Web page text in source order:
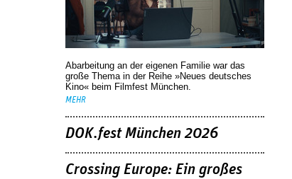
Abarbeitung an der eigenen Familie war das
große Thema in der Reihe »Neues deutsches
Kino« beim Filmfest München.
MEHR
DOK.fest München 2026
Crossing Europe: Ein großes